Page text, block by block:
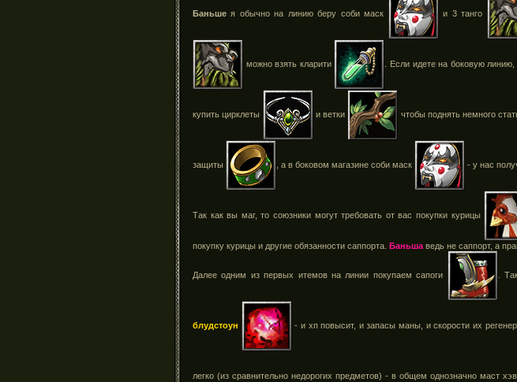
Баньше я обычно на линию беру соби маск и 3 танго
можно взять кларити . Если идете на боковую
купить цирклеты и ветки чтобы поднять немного
защиты , а в боковом магазине соби маск - у нас
Так как вы маг, то союзники могут требовать от вас покупки курицы
покупку курицы и другие обязанности саппорта. Баньша ведь не саппорт, а
Далее одним из первых итемов на линии покупаем сапоги .
блудстоун - и хп повысит, и запасы маны, и скорости их
легко (из сравнительно недорогих предметов) - в общем однозначно маст